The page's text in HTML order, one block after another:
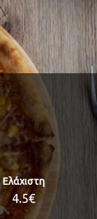
Ελάχιστη
4.5€